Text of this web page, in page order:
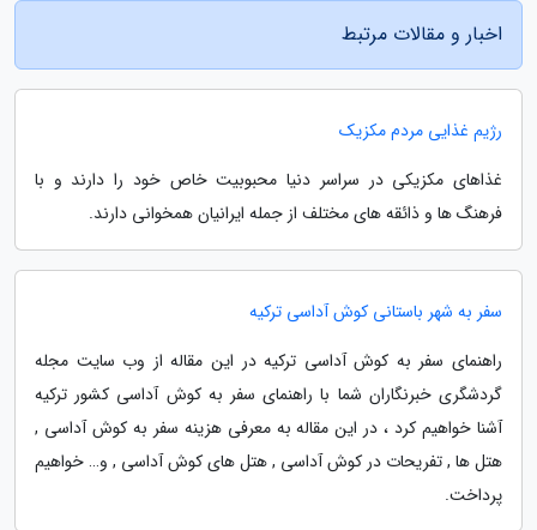
اخبار و مقالات مرتبط
رژیم غذایی مردم مکزیک
غذاهای مکزیکی در سراسر دنیا محبوبیت خاص خود را دارند و با
فرهنگ ها و ذائقه های مختلف از جمله ایرانیان همخوانی دارند.
سفر به شهر باستانی کوش آداسی ترکیه
راهنمای سفر به کوش آداسی ترکیه در این مقاله از وب سایت مجله
گردشگری خبرنگاران شما با راهنمای سفر به کوش آداسی کشور ترکیه
آشنا خواهیم کرد ، در این مقاله به معرفی هزینه سفر به کوش آداسی ,
هتل ها , تفریحات در کوش آداسی , هتل های کوش آداسی , و… خواهیم
پرداخت.